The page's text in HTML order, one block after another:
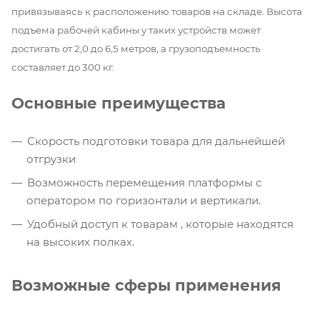
привязываясь к расположению товаров на складе. Высота
подъема рабочей кабины у таких устройств может
достигать от 2,0 до 6,5 метров, а грузоподъемность
составляет до 300 кг.
Основные преимущества
Скорость подготовки товара для дальнейшей
отгрузки
Возможность перемещения платформы с
оператором по горизонтали и вертикали.
Удобный доступ к товарам , которые находятся
на высоких полках.
Возможные сферы применения